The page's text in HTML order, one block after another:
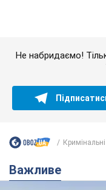
чому її боялася